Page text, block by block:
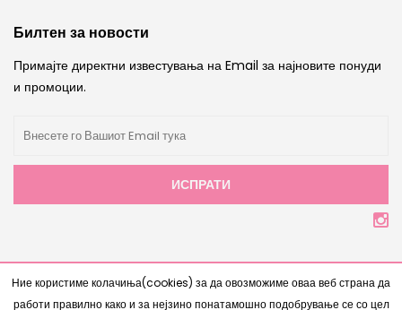
Ние користиме колачиња(cookies) за да овозможиме оваа веб страна да
работи правилно како и за нејзино понатамошно подобрување се со цел
Билтен за новости
Примајте директни известувања на Email за најновите понуди
и промоции.
ИСПРАТИ
www.bestnetstudio.com- Сите права се задржани